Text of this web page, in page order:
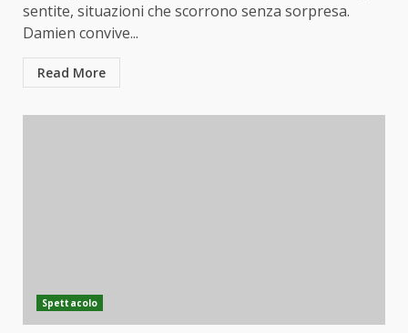
sentite, situazioni che scorrono senza sorpresa.
Damien convive...
Read More
Spettacolo